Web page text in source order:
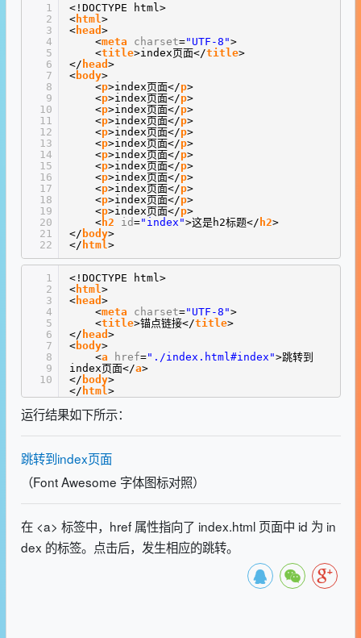
1
2
3
4
5
6
7
8
9
10
11
12
13
14
15
16
17
18
19
20
21
22
<!DOCTYPE html>
<html >
<head >
<meta charset="UTF-8">
<title>index页面</title>
</ head >
<body>
<p>index页面</p>
<p>index页面</p>
<p>index页面</p>
<p>index页面</p>
<p>index页面</p>
<p>index页面</p>
<p>index页面</p>
<p>index页面</p>
<p>index页面</p>
<p>index页面</p>
<p>index页面</p>
<p>index页面</p>
<h2 id="index">这是h2标题</ h2>
</ body>
</ html >
1
2
3
4
5
6
7
8
9
10
<!DOCTYPE html>
<html>
<head >
<meta charset="UTF-8">
<title>锚点链接</title>
</ head >
<body>
<a href="./index.html#index">跳转到
index页面</a>
</ body>
</ html>
运行结果如下所示：
跳转到index页面
（Font Awesome 字体图标对照）
在 <a> 标签中，href 属性指向了 index.html 页面中 id 为 in
dex 的标签。点击后，发生相应的跳转。